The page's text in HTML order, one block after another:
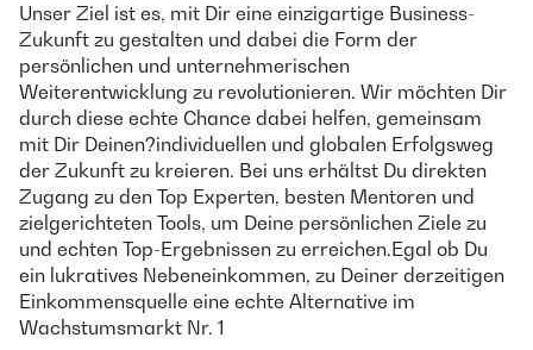
Unser Ziel ist es, mit Dir eine einzigartige Business-
Zukunft zu gestalten und dabei die Form der
persönlichen und unternehmerischen
Weiterentwicklung zu revolutionieren. Wir möchten Dir
durch diese echte Chance dabei helfen, gemeinsam
mit Dir Deinen?individuellen und globalen Erfolgsweg
der Zukunft zu kreieren. Bei uns erhältst Du direkten
Zugang zu den Top Experten, besten Mentoren und
zielgerichteten Tools, um Deine persönlichen Ziele zu
und echten Top-Ergebnissen zu erreichen.Egal ob Du
ein lukratives Nebeneinkommen, zu Deiner derzeitigen
Einkommensquelle eine echte Alternative im
Wachstumsmarkt Nr. 1